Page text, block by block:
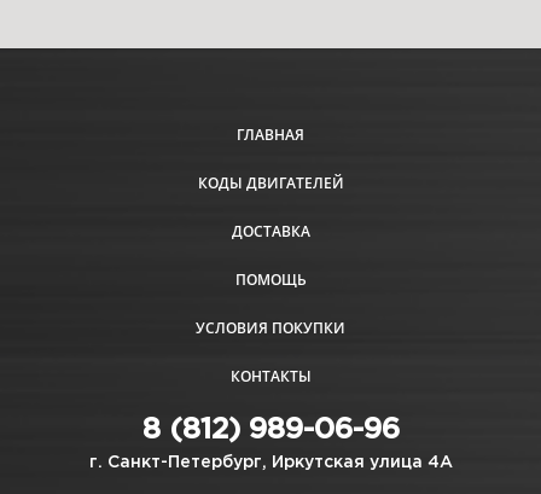
ГЛАВНАЯ
КОДЫ ДВИГАТЕЛЕЙ
ДОСТАВКА
ПОМОЩЬ
УСЛОВИЯ ПОКУПКИ
КОНТАКТЫ
8 (812) 989-06-96
г. Санкт-Петербург, Иркутская улица 4А